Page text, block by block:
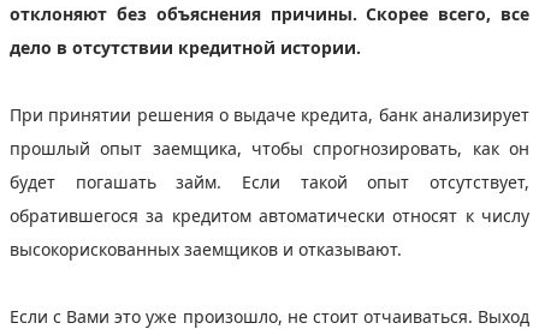
отклоняют без объяснения причины. Скорее всего, все
дело в отсутствии кредитной истории.
При принятии решения о выдаче кредита, банк анализирует
прошлый опыт заемщика, чтобы спрогнозировать, как он
будет погашать займ. Если такой опыт отсутствует,
обратившегося за кредитом автоматически относят к числу
высокорискованных заемщиков и отказывают.
Если с Вами это уже произошло, не стоит отчаиваться. Выход